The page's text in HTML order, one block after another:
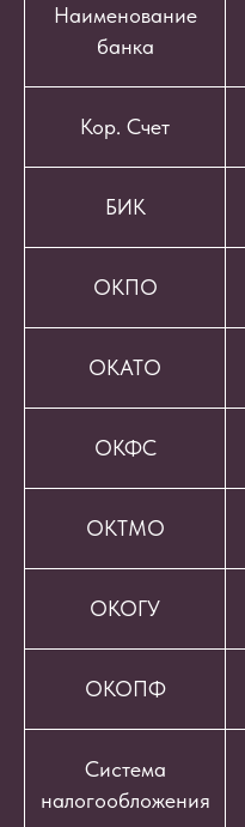
Наименование
банка
Кор. Счет
БИК
ОКПО
ОКАТО
ОКФС
ОКТМО
ОКОГУ
ОКОПФ
Система
налогообложения